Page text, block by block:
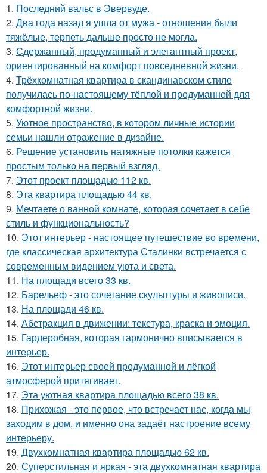
1. Последний вальс в Эвервуде.
2. Два года назад я ушла от мужа - отношения были
тяжёлые, терпеть дальше просто не могла.
3. Сдержанный, продуманный и элегантный проект,
ориентированный на комфорт повседневной жизни.
4. Трёхкомнатная квартира в скандинавском стиле
получилась по-настоящему тёплой и продуманной для
комфортной жизни.
5. Уютное пространство, в котором личные истории
семьи нашли отражение в дизайне.
6. Решение установить натяжные потолки кажется
простым только на первый взгляд.
7. Этот проект площадью 112 кв.
8. Эта квартира площадью 44 кв.
9. Мечтаете о ванной комнате, которая сочетает в себе
стиль и функциональность?
10. Этот интерьер - настоящее путешествие во времени,
где классическая архитектура Сталинки встречается с
современным видением уюта и света.
11. На площади всего 33 кв.
12. Барельеф - это сочетание скульптуры и живописи.
13. На площади 46 кв.
14. Абстракция в движении: текстура, краска и эмоция.
15. Гардеробная, которая гармонично вписывается в
интерьер.
16. Этот интерьер своей продуманной и лёгкой
атмосферой притягивает.
17. Эта уютная квартира площадью всего 38 кв.
18. Прихожая - это первое, что встречает нас, когда мы
заходим в дом, и именно она задаёт настроение всему
интерьеру.
19. Двухкомнатная квартира площадью 62 кв.
20. Суперстильная и яркая - эта двухкомнатная квартира